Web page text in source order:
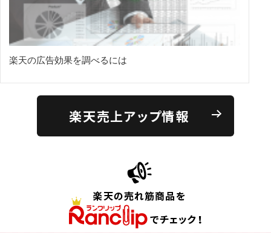
楽天の広告効果を調べるには
楽天売上アップ情報